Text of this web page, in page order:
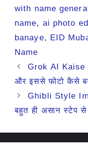
with name
name, ai photo
banaye, EID
Name
Grok AI Kaise
और इससे फोटो कैसे
Ghibli Style
बहुत ही असान स्टेप से